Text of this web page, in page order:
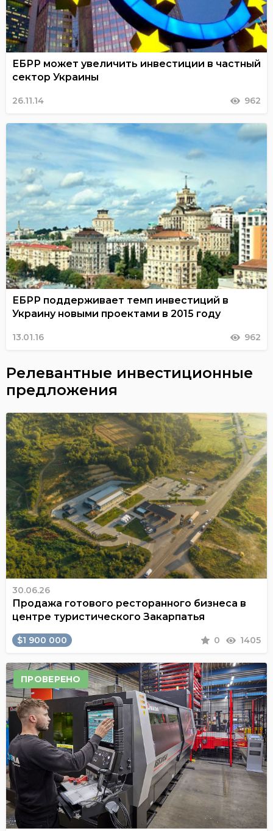
ЕБРР может увеличить инвестиции в частный
сектор Украины
26.11.14 962
ЕБРР поддерживает темп инвестиций в
Украину новыми проектами в 2015 году
13.01.16 962
Релевантные инвестиционные
предложения
30.06.26
Продажа готового ресторанного бизнеса в
центре туристического Закарпатья
$1 900 000 0 1405
ПРОВЕРЕНО